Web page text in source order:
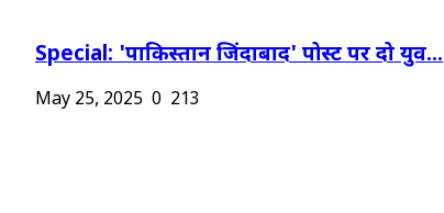
Special: 'पाकिस्तान जिंदाबाद' पोस्ट पर दो युव...
May 25, 2025 0 213